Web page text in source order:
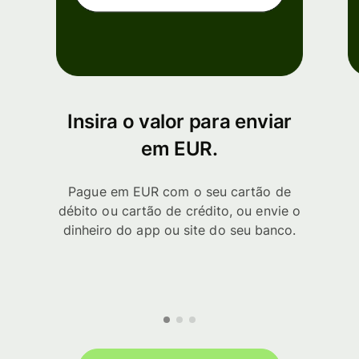
Insira o valor para enviar
em EUR.
Pague em EUR com o seu cartão de
débito ou cartão de crédito, ou envie o
dinheiro do app ou site do seu banco.